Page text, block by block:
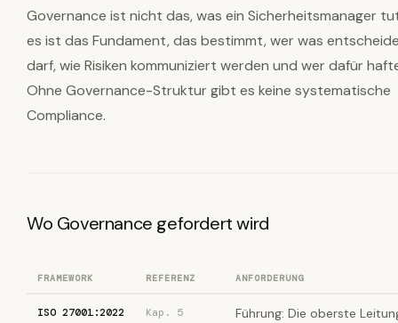
Governance ist nicht das, was ein Sicherheitsmanager
es ist das Fundament, das bestimmt, wer was
darf, wie Risiken kommuniziert werden und wer dafür
Ohne Governance-Struktur gibt es keine systematische
Compliance.
Wo Governance gefordert wird
FRAMEWORK REFERENZ ANFORDERUNG
ISO 27001:2022 Kap. 5
Führung: Die oberste